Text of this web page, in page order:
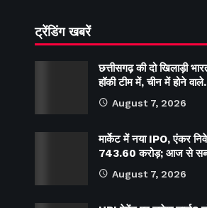
ट्रेंडिंग खबरें
छत्तीसगढ़ की दो खिलाड़ी
हॉकी टीम में, चीन में होने
August 7, 2026
मार्केट में नया IPO, एंकर
743.60 करोड़; आज से
August 7, 2026